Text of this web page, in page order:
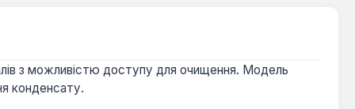
з можливістю доступу для очищення. Модель
конденсату.